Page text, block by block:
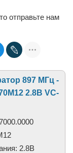
отправьте нам
897 МГц -
2.8В VC-
2.8В